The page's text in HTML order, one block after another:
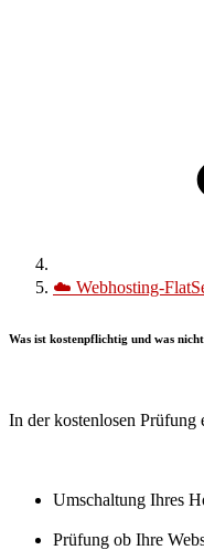
☁️ Webhosting-
Was ist kostenpflichtig und was
In der kostenlosen Prüfung
Umschaltung Ihres
Prüfung ob Ihre